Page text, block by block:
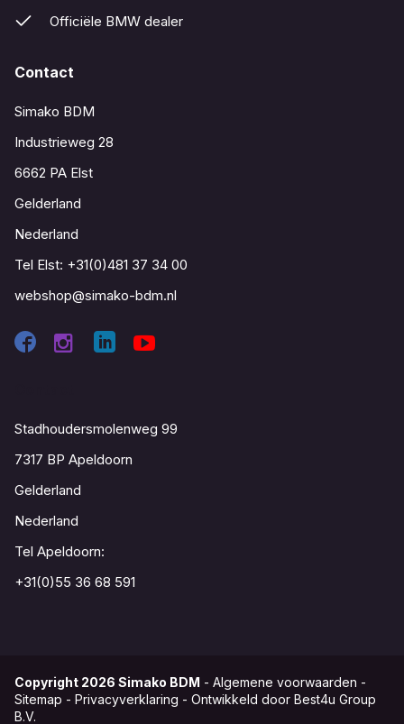
Officiële BMW dealer
Contact
Simako BDM
Industrieweg 28
6662 PA Elst
Gelderland
Nederland
Tel Elst: +31(0)481 37 34 00
webshop@simako-bdm.nl
Stadhoudersmolenweg 99
7317 BP Apeldoorn
Gelderland
Nederland
Tel Apeldoorn:
+31(0)55 36 68 591
Copyright 2026 Simako BDM - Algemene voorwaarden -
Sitemap - Privacyverklaring - Ontwikkeld door Best4u Group
B.V.